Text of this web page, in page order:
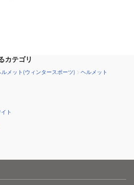
カテゴリ
ルメット(ウィンタースポーツ) ヘルメット
ト